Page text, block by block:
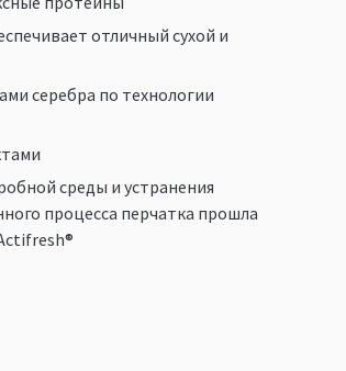
отличный сухой и
серебра по технологии
среды и устранения
процесса перчатка прошла